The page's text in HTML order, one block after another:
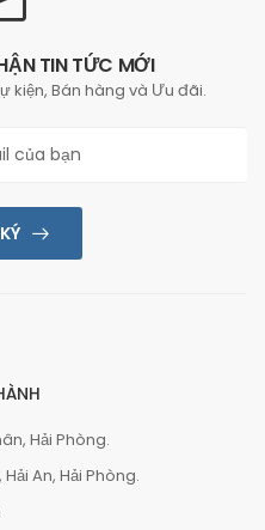
TIN TỨC MỚI
kiện, Bán hàng và Ưu đãi.
Hải Phòng.
An, Hải Phòng.